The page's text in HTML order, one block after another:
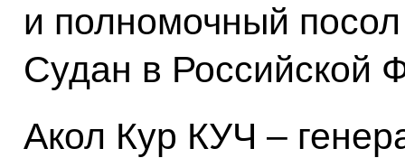
и полномочный
Судан в Российской
Акол Кур КУЧ –